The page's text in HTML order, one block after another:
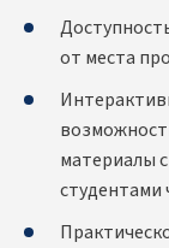
от места
материалы